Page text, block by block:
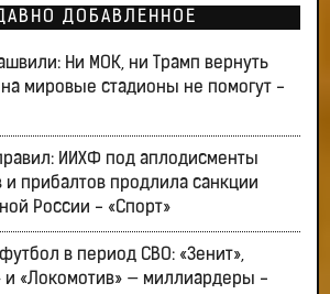
ДОБАВЛЕННОЕ
Ни МОК, ни Трамп вернуть
мировые стадионы не помогут -
ИИХФ под аплодисменты
и прибалтов продлила санкции
России - «Спорт»
в период СВО: «Зенит»,
и «Локомотив» — миллиардеры -